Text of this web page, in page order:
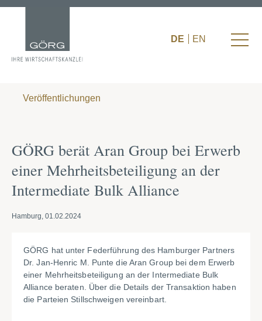
DE EN
Veröffentlichungen
GÖRG berät Aran Group bei Erwerb
einer Mehrheitsbeteiligung an der
Intermediate Bulk Alliance
Hamburg, 01.02.2024
GÖRG hat unter Federführung des Hamburger Partners
Dr. Jan-Henric M. Punte die Aran Group bei dem Erwerb
einer Mehrheitsbeteiligung an der Intermediate Bulk
Alliance beraten. Über die Details der Transaktion haben
die Parteien Stillschweigen vereinbart.